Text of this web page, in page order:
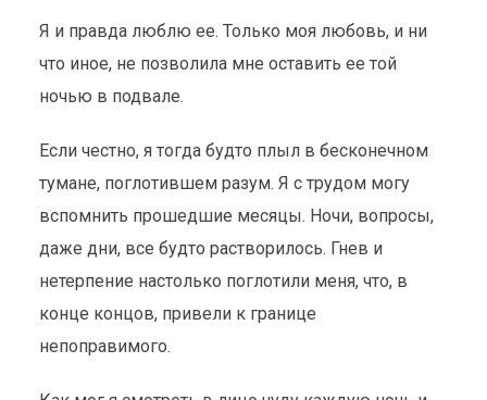
Я и правда люблю ее. Только моя любовь, и ни
что иное, не позволила мне оставить ее той
ночью в подвале.
Если честно, я тогда будто плыл в бесконечном
тумане, поглотившем разум. Я с трудом могу
вспомнить прошедшие месяцы. Ночи, вопросы,
даже дни, все будто растворилось. Гнев и
нетерпение настолько поглотили меня, что, в
конце концов, привели к границе
непоправимого.